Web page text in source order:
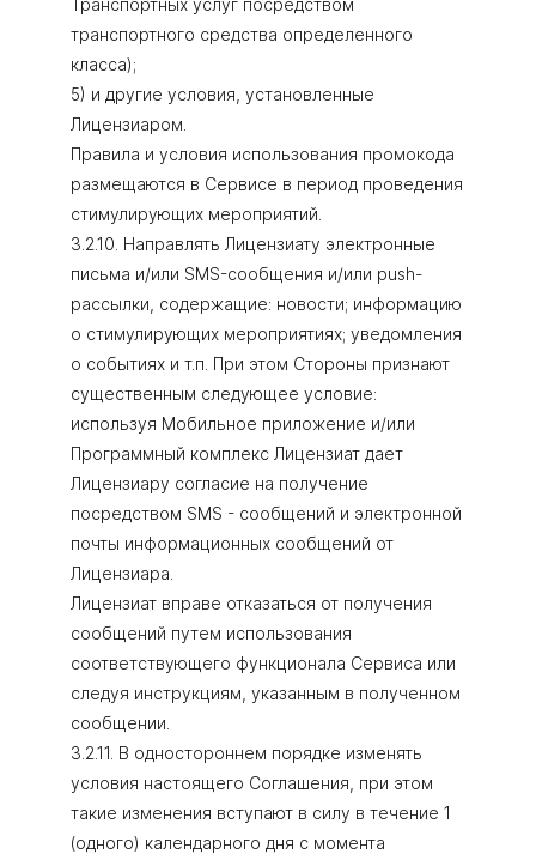
Транспортных услуг посредством
транспортного средства определенного
класса);
5) и другие условия, установленные
Лицензиаром.
Правила и условия использования промокода
размещаются в Сервисе в период проведения
стимулирующих мероприятий.
3.2.10. Направлять Лицензиату электронные
письма и/или SMS-сообщения и/или push-
рассылки, содержащие: новости; информацию
о стимулирующих мероприятиях; уведомления
о событиях и т.п. При этом Стороны признают
существенным следующее условие:
используя Мобильное приложение и/или
Программный комплекс Лицензиат дает
Лицензиару согласие на получение
посредством SMS - сообщений и электронной
почты информационных сообщений от
Лицензиара.
Лицензиат вправе отказаться от получения
сообщений путем использования
соответствующего функционала Сервиса или
следуя инструкциям, указанным в полученном
сообщении.
3.2.11. В одностороннем порядке изменять
условия настоящего Соглашения, при этом
такие изменения вступают в силу в течение 1
(одного) календарного дня с момента